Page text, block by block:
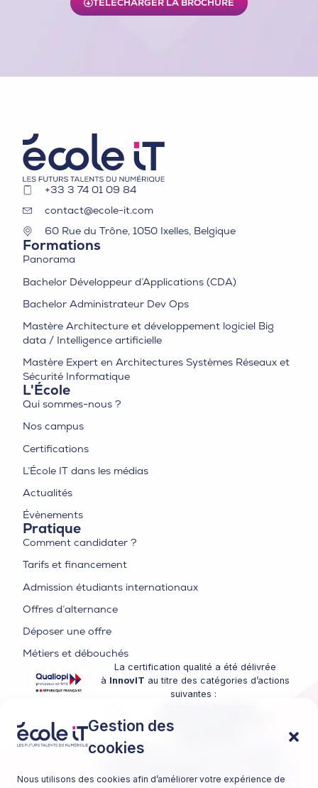
Gestion des
cookies
Nous utilisons des cookies afin d’améliorer votre expérience de
+33 3 74 01 09 84
contact@ecole-it.com
60 Rue du Trône, 1050 Ixelles, Belgique
Formations
Panorama
Bachelor Développeur d’Applications (CDA)
Bachelor Administrateur Dev Ops
Mastère Architecture et développement logiciel Big
data / Intelligence artificielle
Mastère Expert en Architectures Systèmes Réseaux et
Sécurité Informatique
L'École
Qui sommes-nous ?
Nos campus
Certifications
L’École IT dans les médias
Actualités
Évènements
Pratique
Comment candidater ?
Tarifs et financement
Admission étudiants internationaux
Offres d’alternance
Déposer une offre
Métiers et débouchés
La certification qualité a été délivrée
à InnovIT au titre des catégories d’actions
suivantes :
Actions de formation par
InnovIT est un organisme de formation
d’activité32591419859 auprès du Préfet de